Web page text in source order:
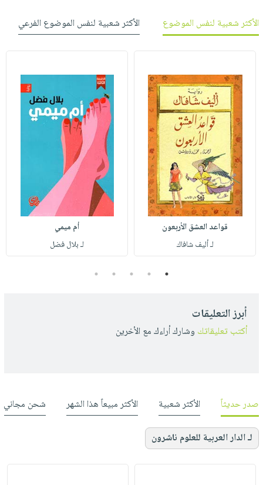
الأكثر شعبية لنفس الموضوع
الأكثر شعبية لنفس الموضوع الفرعي
قواعد العشق الأربعون
لـ أليف شافاك
أم ميمي
لـ بلال فضل
1
2
3
4
5
أبرز التعليقات
أكتب تعليقاتك وشارك أراءك مع الأخرين
صدر حديثاً الأكثر شعبية الأكثر مبيعاً هذا الشهر شحن مجاني
لـ الدار العربية للعلوم ناشرون